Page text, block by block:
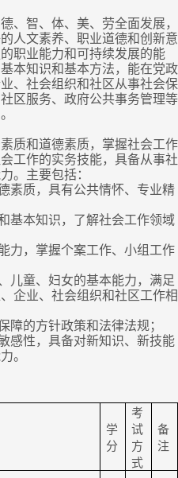
、智、体、美、劳全面发展，
人文素养、职业道德和创新意
职业能力和可持续发展的能
本知识和基本方法，能在党政
、社会组织和社区从事社会保
区服务、政府公共事务管理等
质和道德素质，掌握社会工作
工作的实务技能，具备从事社
。主要包括：
素质，具有公共情怀、专业精
基本知识，了解社会工作领域
力，掌握个案工作、小组工作
儿童、妇女的基本能力，满足
企业、社会组织和社区工作相
障的方针政策和法律法规；
感性，具备对新知识、新技能
。
学
分
考
试
方
式
备
注